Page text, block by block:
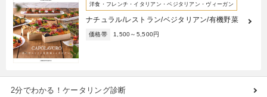
洋食・フレンチ・イタリアン・ベジタリアン・ヴィーガン
ナチュラル/レストラン/ベジタリアン/有機野菜
価格帯 1,500～5,500円
2分でわかる！ケータリング診断